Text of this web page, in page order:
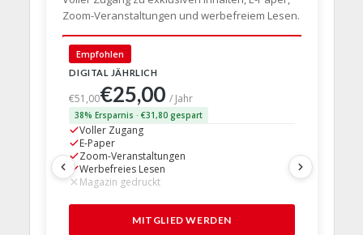
Zoom-Veranstaltungen und werbefreiem Lesen.
Empfohlen
DIGITAL JÄHRLICH
€51,00€25,00 / Jahr
38% Ersparnis · €31,80 gespart
Voller Zugang
E-Paper
Zoom-Veranstaltungen
Werbefreies Lesen
Magazin gedruckt
MITGLIED WERDEN